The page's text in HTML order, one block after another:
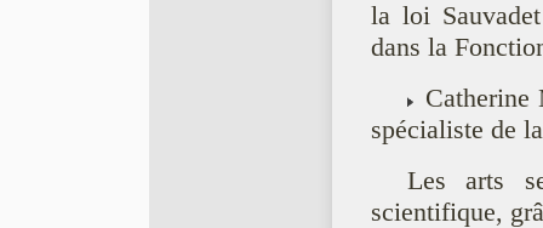
la loi
dans la
spécialiste de
Les arts
scientifique,